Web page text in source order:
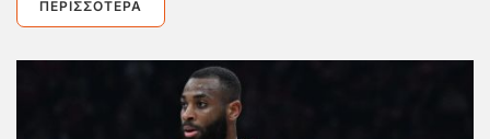
ΠΕΡΙΣΣΌΤΕΡΑ